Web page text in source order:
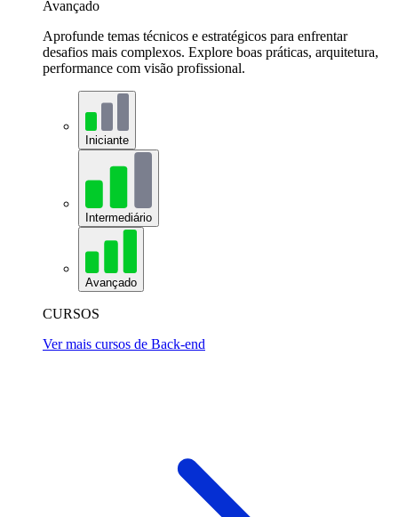
Avançado
Aprofunde temas técnicos e estratégicos para enfrentar
desafios mais complexos. Explore boas práticas, arquitetura,
performance com visão profissional.
Iniciante
Intermediário
Avançado
CURSOS
Ver mais cursos de Back-end